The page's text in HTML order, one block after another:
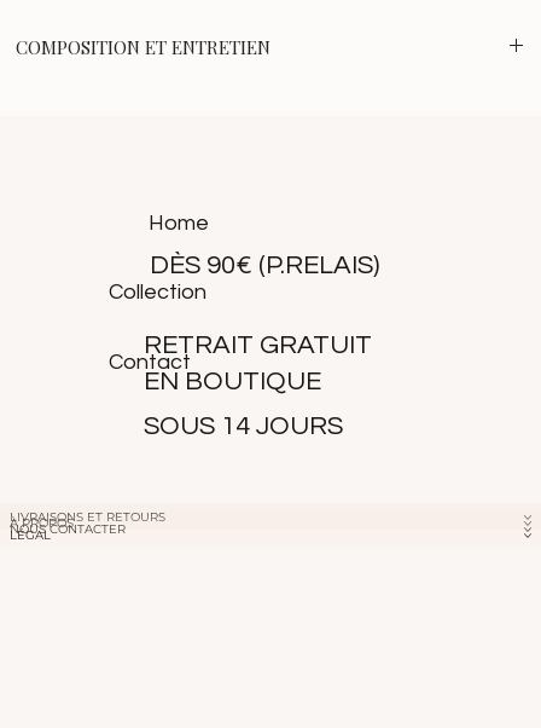
COMPOSITION ET ENTRETIEN
Collection
Contact
Home
LIVRAISONS ET RETOURS
À PROPOS
NOUS CONTACTER
LÉGAL
DÈS 90€ (P.RELAIS)
RETRAIT GRATUIT
EN BOUTIQUE
SOUS 14 JOURS